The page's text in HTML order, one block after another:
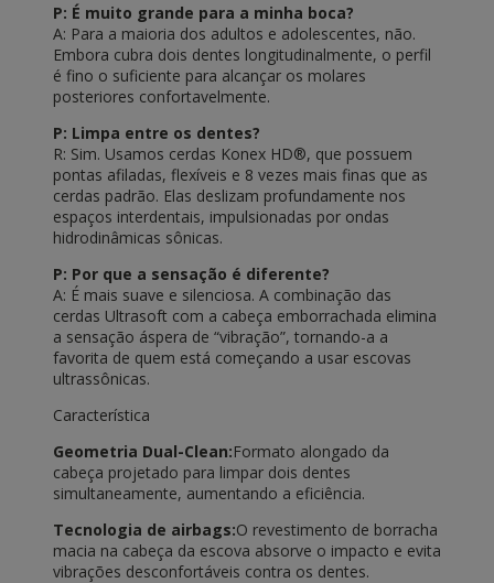
P: É muito grande para a minha boca?
A: Para a maioria dos adultos e adolescentes, não.
Embora cubra dois dentes longitudinalmente, o perfil
é fino o suficiente para alcançar os molares
posteriores confortavelmente.
P: Limpa entre os dentes?
R: Sim. Usamos cerdas Konex HD®, que possuem
pontas afiladas, flexíveis e 8 vezes mais finas que as
cerdas padrão. Elas deslizam profundamente nos
espaços interdentais, impulsionadas por ondas
hidrodinâmicas sônicas.
P: Por que a sensação é diferente?
A: É mais suave e silenciosa. A combinação das
cerdas Ultrasoft com a cabeça emborrachada elimina
a sensação áspera de “vibração”, tornando-a a
favorita de quem está começando a usar escovas
ultrassônicas.
Característica
Geometria Dual-Clean:Formato alongado da
cabeça projetado para limpar dois dentes
simultaneamente, aumentando a eficiência.
Tecnologia de airbags:O revestimento de borracha
macia na cabeça da escova absorve o impacto e evita
vibrações desconfortáveis ​​contra os dentes.